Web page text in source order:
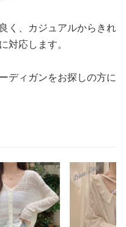
く、カジュアルからきれ
対応します。
ディガンをお探しの方に